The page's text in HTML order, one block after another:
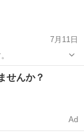
7月11日
コーダー
せんか？
Ad